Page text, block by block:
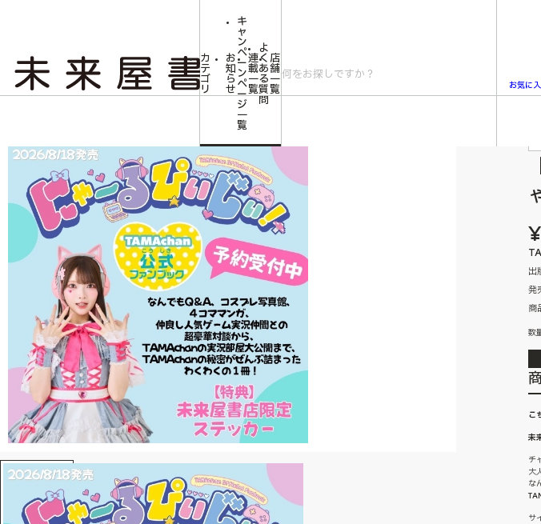
カ
テ
ゴ
リ
お
知
ら
せ
キ
ャ
ン
ペ
ー
ン
ペ
ー
ジ
一
覧
連
載
一
覧
よ
く
あ
る
質
問
店
舗
一
覧
お気に
Youtuber・アイドル・タレント・ミュージシャン・俳優
出
発
商
数
こ
未
チ
大
な
サ